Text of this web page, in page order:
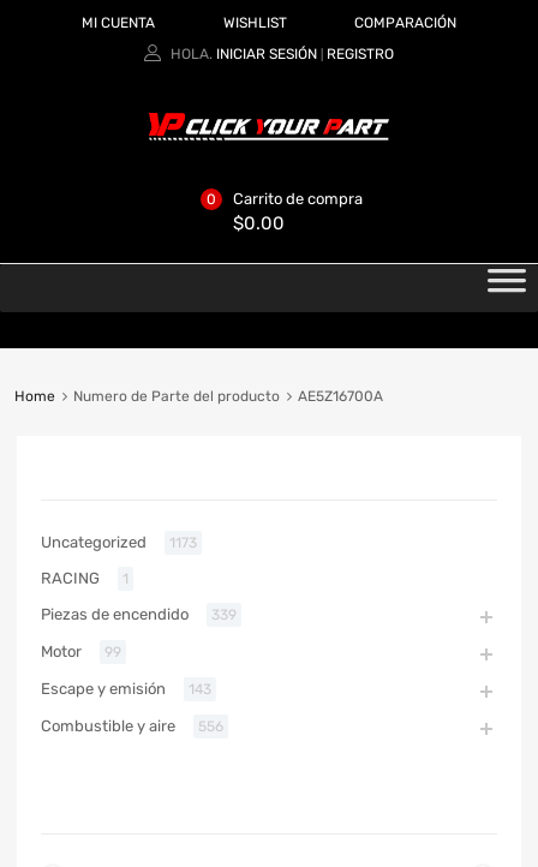
MI CUENTA WISHLIST
COMPARACIÓN
HOLA. INICIAR SESIÓN REGISTRO
Carrito de compra
$0.00
0
Home Numero de Parte del producto AE5Z16700A
Uncategorized 1173
RACING 1
Piezas de encendido 339
Motor 99
Escape y emisión 143
Combustible y aire 556